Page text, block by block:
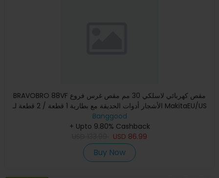
BRAVOBRO 88VF مقص كهربائي لاسلكي 30 مم مقص غرس فروع
الأشجار أدوات الحديقة مع بطارية 1 قطعة / 2 قطعة لـ MakitaEU/US
Plug
Banggood
+ Upto 9.80% Cashback
USD 86.99
Buy Now